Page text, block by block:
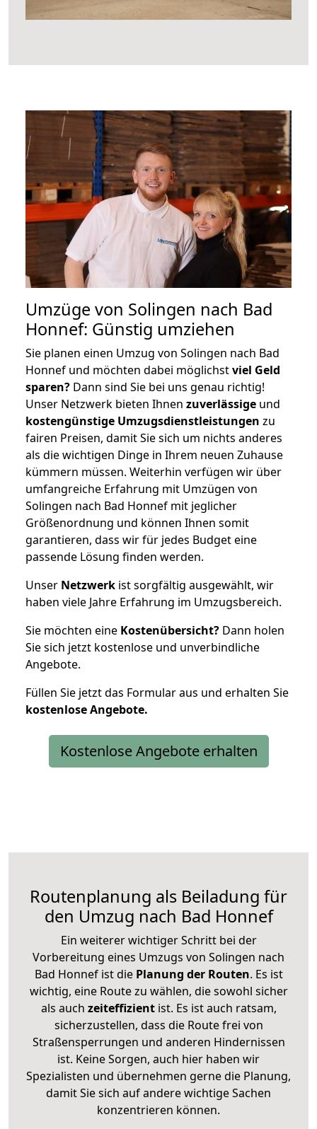
Umzüge von Solingen nach Bad
Honnef: Günstig umziehen
Sie planen einen Umzug von Solingen nach Bad
Honnef und möchten dabei möglichstviel Geld
sparen? Dann sind Sie bei uns genau richtig!
Unser Netzwerk bieten Ihnen zuverlässige und
kostengünstige Umzugsdienstleistungen zu
fairen Preisen, damit Sie sich um nichts anderes
als die wichtigen Dinge in Ihrem neuen Zuhause
kümmern müssen. Weiterhin verfügen wir über
umfangreiche Erfahrung mit Umzügen von
Solingen nach Bad Honnef mit jeglicher
Größenordnung und können Ihnen somit
garantieren, dass wir für jedes Budget eine
passende Lösung finden werden.
Unser Netzwerk ist sorgfältig ausgewählt, wir
haben viele Jahre Erfahrung im Umzugsbereich.
Sie möchten eine Kostenübersicht? Dann holen
Sie sich jetzt kostenlose und unverbindliche
Angebote.
Füllen Sie jetzt das Formular aus und erhalten Sie
kostenloseAngebote.
Kostenlose Angebote erhalten
Routenplanung als Beiladung für
den Umzug nach Bad Honnef
Ein weiterer wichtiger Schritt bei der
Vorbereitung eines Umzugs von Solingen nach
Bad Honnef ist diePlanung der Routen. Es ist
wichtig, eine Route zu wählen, die sowohl sicher
als auch zeiteffizientist. Es ist auch ratsam,
sicherzustellen, dass die Route frei von
Straßensperrungen und anderen Hindernissen
ist. Keine Sorgen, auch hier haben wir
Spezialisten und übernehmen gerne die Planung,
damit Sie sich auf andere wichtige Sachen
konzentrieren können.